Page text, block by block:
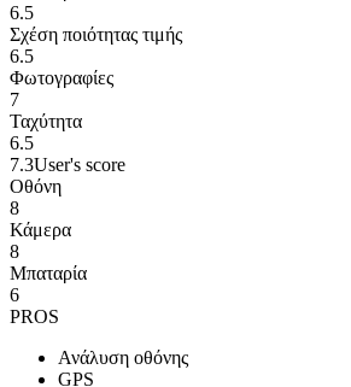
6.5
Σχέση ποιότητας τιμής
6.5
Φωτογραφίες
7
Ταχύτητα
6.5
7.3User's score
Οθόνη
8
Κάμερα
8
Μπαταρία
6
PROS
Ανάλυση οθόνης
GPS